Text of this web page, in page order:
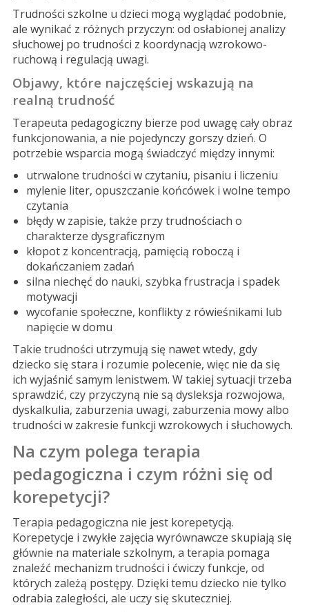
Trudności szkolne u dzieci mogą wyglądać podobnie,
ale wynikać z różnych przyczyn: od osłabionej analizy
słuchowej po trudności z koordynacją wzrokowo-
ruchową i regulacją uwagi.
Objawy, które najczęściej wskazują na
realną trudność
Terapeuta pedagogiczny bierze pod uwagę cały obraz
funkcjonowania, a nie pojedynczy gorszy dzień. O
potrzebie wsparcia mogą świadczyć między innymi:
utrwalone trudności w czytaniu, pisaniu i liczeniu
mylenie liter, opuszczanie końcówek i wolne tempo
czytania
błędy w zapisie, także przy trudnościach o
charakterze dysgraficznym
kłopot z koncentracją, pamięcią roboczą i
dokańczaniem zadań
silna niechęć do nauki, szybka frustracja i spadek
motywacji
wycofanie społeczne, konflikty z rówieśnikami lub
napięcie w domu
Takie trudności utrzymują się nawet wtedy, gdy
dziecko się stara i rozumie polecenie, więc nie da się
ich wyjaśnić samym lenistwem. W takiej sytuacji trzeba
sprawdzić, czy przyczyną nie są dysleksja rozwojowa,
dyskalkulia, zaburzenia uwagi, zaburzenia mowy albo
trudności w zakresie funkcji wzrokowych i słuchowych.
Na czym polega terapia
pedagogiczna i czym różni się od
korepetycji?
Terapia pedagogiczna nie jest korepetycją.
Korepetycje i zwykłe zajęcia wyrównawcze skupiają się
głównie na materiale szkolnym, a terapia pomaga
znaleźć mechanizm trudności i ćwiczy funkcje, od
których zależą postępy. Dzięki temu dziecko nie tylko
odrabia zaległości, ale uczy się skuteczniej.